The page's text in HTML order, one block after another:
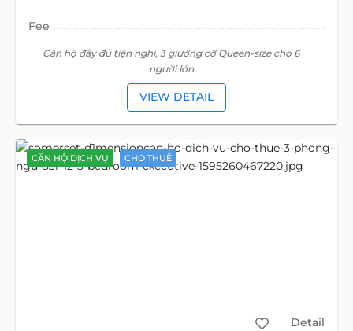
Fee
Căn hộ đầy đủ tiện nghi, 3 giường cỡ Queen-size cho 6
người lớn
VIEW DETAIL
CĂN HỘ DỊCH VỤ CHO THUÊ
Detail